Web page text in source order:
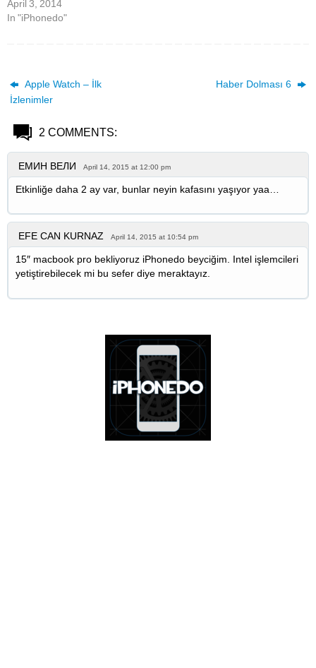
April 3, 2014
In "iPhonedo"
Apple Watch – İlk
İzlenimler
Haber Dolması 6
2 COMMENTS:
ЕМИН ВЕЛИ April 14, 2015 at 12:00 pm
Etkinliğe daha 2 ay var, bunlar neyin kafasını yaşıyor yaa…
EFE CAN KURNAZ April 14, 2015 at 10:54 pm
15″ macbook pro bekliyoruz iPhonedo beyciğim. Intel işlemcileri
yetiştirebilecek mi bu sefer diye meraktayız.